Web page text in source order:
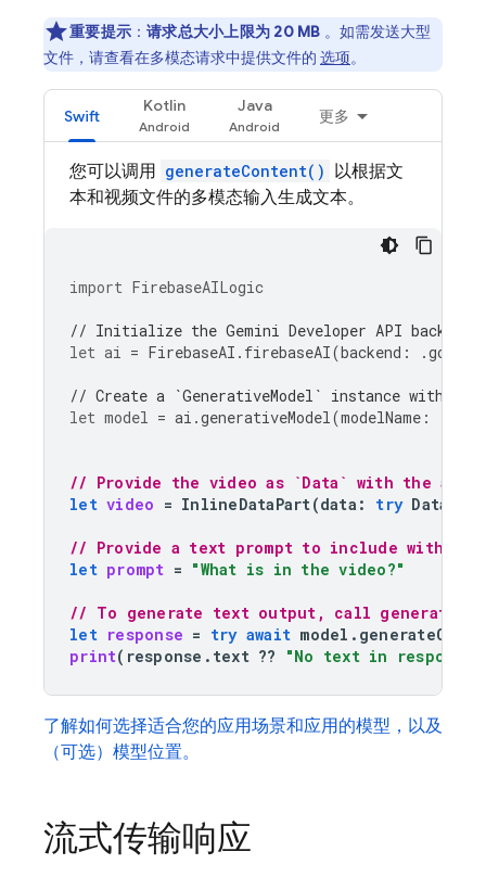
重要提示 ： 请求总大小上限为 20 MB 。如需发送大型
文件，请查看在多模态请求中提供文件的 选项。
Swift
Kotlin Java
更多
您可以调用 generateContent() 以根据文
本和视频文件的多模态输入生成文本。
import FirebaseAILogic
// Initialize the Gemini Developer API backend
let ai = FirebaseAI . firebaseAI(backend : .
// Create a `GenerativeModel` instance with a
let model = ai .generativeModel(modelName :
// Provide the video as `Data` with the
let video = InlineDataPart(data : try Data
// Provide a text prompt to include with the
let prompt = "What is in the video?"
// To generate text output, call
let response = try await model .
print( response . text ?? "No text in
了解如何选择适合您的应用场景和应用的模型，以及
（可选）模型位置。
流式传输响应